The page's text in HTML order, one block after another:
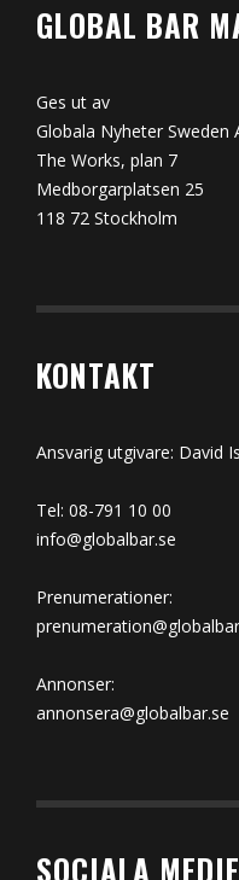
GLOBAL BAR
Ges ut av
Globala Nyheter Sweden
The Works, plan 7
Medborgarplatsen 25
118 72 Stockholm
KONTAKT
Ansvarig utgivare: David
Tel: 08-791 10 00
info@globalbar.se
Prenumerationer:
Annonser:
annonsera@globalbar.se
SOCIALA